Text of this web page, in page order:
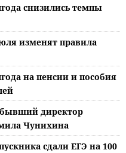
снизились темпы
изменят правила
на пенсии и пособия
директор
Чунихина
сдали ЕГЭ на 100